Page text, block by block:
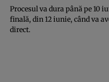
Procesul va dura până pe 10
finală, din 12 iunie, când va
direct.